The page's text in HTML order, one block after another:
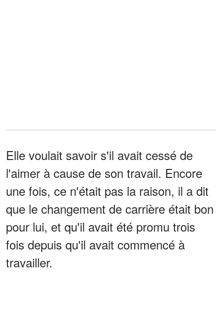
Elle voulait savoir s'il avait cessé de
l'aimer à cause de son travail. Encore
une fois, ce n'était pas la raison, il a dit
que le changement de carrière était bon
pour lui, et qu'il avait été promu trois
fois depuis qu'il avait commencé à
travailler.